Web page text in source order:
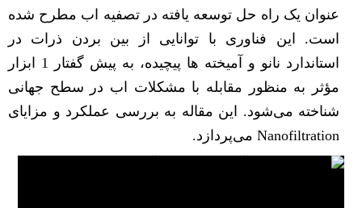
عنوان یک راه حل توسعه یافته در تصفیه اب مطرح شده
است. این فناوری با توانایی از بین بردن ذرات در
استاندارد نانو و آمیخته ها پیچیده، به پیش گفتار 1 ابزار
مؤثر به منظور مقابله با مشکلات اب در سطح جهانی
شناخته می‌شود. این مقاله به بررسی عملکرد و مزایای
Nanofiltration می‌پردازد.